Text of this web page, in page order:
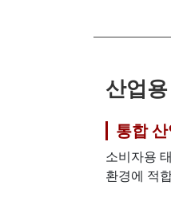
산업
통합
소비자용
환경에 적